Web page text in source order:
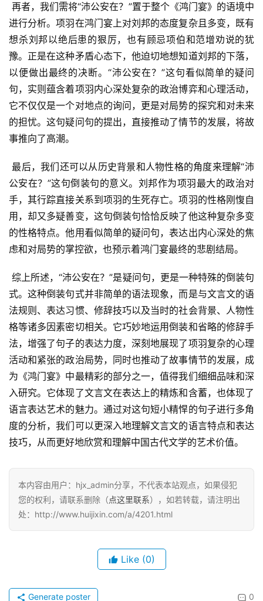
再者，我们需将“沛公安在？”置于整个《鸿门宴》的语境中
进行分析。项羽在鸿门宴上对刘邦的态度复杂且多变，既有
想杀刘邦以绝后患的狠厉，也有顾忌项伯和范增劝说的犹
豫。正是在这种矛盾心态下，他迫切地想知道刘邦的下落，
以便做出最终的决断。“沛公安在？”这句看似简单的疑问
句，实则蕴含着项羽内心深处复杂的政治博弈和心理活动，
它不仅仅是一个对地点的询问，更是对局势的探究和对未来
的担忧。这句疑问句的提出，直接推动了情节的发展，将故
事推向了高潮。
最后，我们还可以从历史背景和人物性格的角度来理解“沛
公安在？”这句倒装句的意义。刘邦作为项羽最大的政治对
手，其行踪直接关系到项羽的生死存亡。项羽的性格刚愎自
用，却又多疑善变，这句倒装句恰恰反映了他这种复杂多变
的性格特点。他用看似简单的疑问句，表达出内心深处的焦
虑和对局势的掌控欲，也预示着鸿门宴最终的悲剧结局。
综上所述，“沛公安在？”是疑问句，更是一种特殊的倒装句
式。这种倒装句式并非简单的语法现象，而是与文言文的语
法规则、表达习惯、修辞技巧以及当时的社会背景、人物性
格等诸多因素密切相关。它巧妙地运用倒装和省略的修辞手
法，增强了句子的表达力度，深刻地展现了项羽复杂的心理
活动和紧张的政治局势，同时也推动了故事情节的发展，成
为《鸿门宴》中最精彩的部分之一，值得我们细细品味和深
入研究。它体现了文言文在表达上的精炼和含蓄，也体现了
语言表达艺术的魅力。通过对这句短小精悍的句子进行多角
度的分析，我们可以更深入地理解文言文的语言特点和表达
技巧，从而更好地欣赏和理解中国古代文学的艺术价值。
本内容由用户：hjx_admin分享，不代表本站观点，如果侵犯
您的权利，请联系删除（点这里联系），如若转载，请注明出
处：http://www.huijixin.com/a/4201.html
Like (0)
0
Generate poster